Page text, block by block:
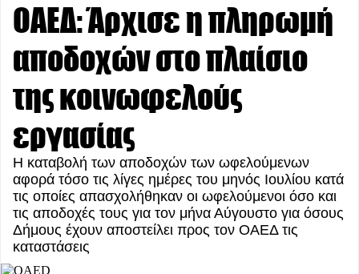
ΟΑΕΔ: Άρχισε η πληρωμή
αποδοχών στο πλαίσιο
της κοινωφελούς
εργασίας
Η καταβολή των αποδοχών των ωφελούμενων
αφορά τόσο τις λίγες ημέρες του μηνός Ιουλίου κατά
τις οποίες απασχολήθηκαν οι ωφελούμενοι όσο και
τις αποδοχές τους για τον μήνα Αύγουστο για όσους
Δήμους έχουν αποστείλει προς τον ΟΑΕΔ τις
καταστάσεις